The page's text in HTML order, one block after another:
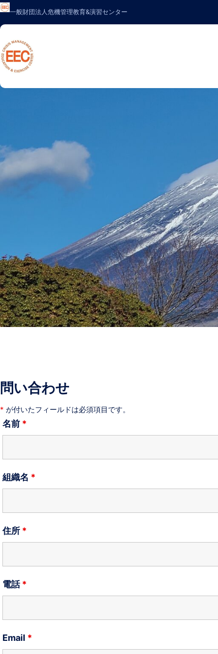
内
を
ス
キ
ッ
一般財団法人危機管理教育&演習センター
問い合わせ
* が付いたフィールドは必須項目です。
名前 *
組織名 *
住所 *
電話*
Email *